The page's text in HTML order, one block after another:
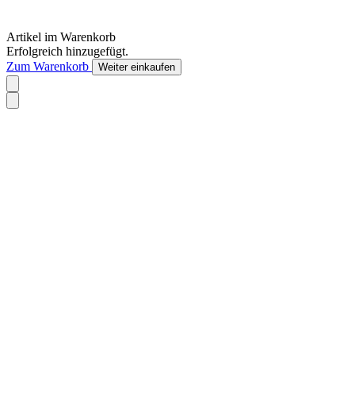
Artikel im Warenkorb
Erfolgreich hinzugefügt.
Zum Warenkorb
Weiter einkaufen